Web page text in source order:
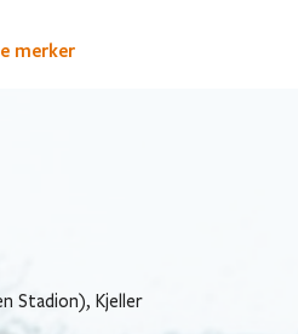
merker
Stadion), Kjeller